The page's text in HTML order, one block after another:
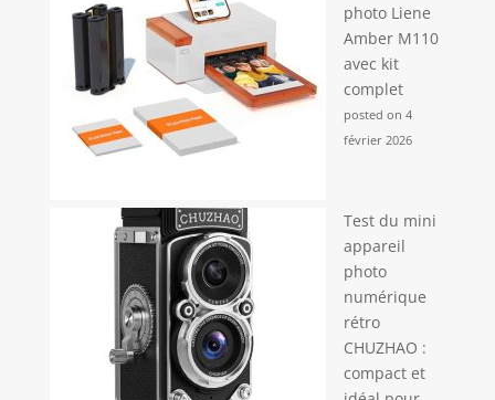
photo Liene
Amber M110
avec kit
complet
posted on 4
février 2026
Test du mini
appareil
photo
numérique
rétro
CHUZHAO :
compact et